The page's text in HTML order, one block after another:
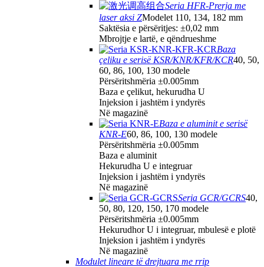
Seria HFR-Prerja me
laser aksi ZModelet 110, 134, 182 mm
Saktësia e përsëritjes: ±0,02 mm
Mbrojtje e lartë, e qëndrueshme
Baza
çeliku e serisë KSR/KNR/KFR/KCR40, 50,
60, 86, 100, 130 modele
Përsëritshmëria ±0.005mm
Baza e çelikut, hekurudha U
Injeksion i jashtëm i yndyrës
Në magazinë
Baza e aluminit e serisë
KNR-E60, 86, 100, 130 modele
Përsëritshmëria ±0.005mm
Baza e aluminit
Hekurudha U e integruar
Injeksion i jashtëm i yndyrës
Në magazinë
Seria GCR/GCRS40,
50, 80, 120, 150, 170 modele
Përsëritshmëria ±0.005mm
Hekurudhor U i integruar, mbulesë e plotë
Injeksion i jashtëm i yndyrës
Në magazinë
Modulet lineare të drejtuara me rrip